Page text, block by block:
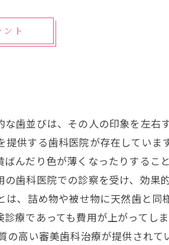
ト
歯並びは、その人の印象を左右
供する歯科医院が存在していま
んだり色が薄くなったりするこ
歯科医院での診察を受け、効果
、詰め物や被せ物に天然歯と同
療であっても費用が上がってし
高い審美歯科治療が提供されて